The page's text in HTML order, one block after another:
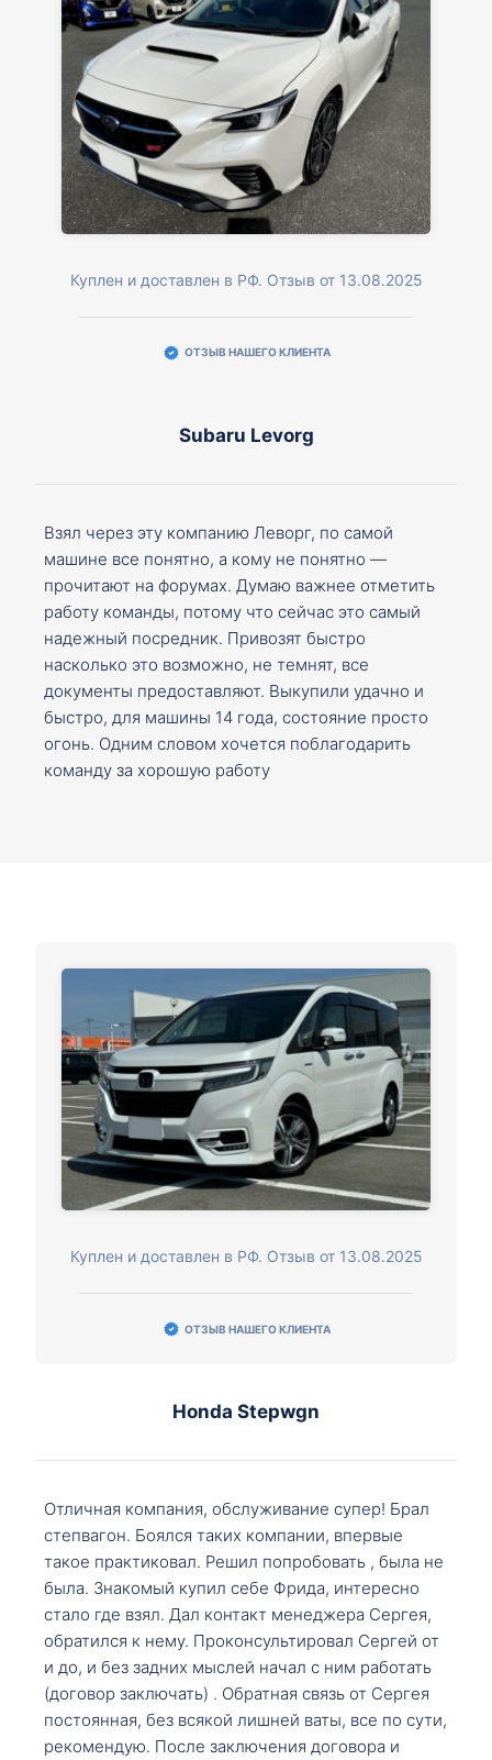
Куплен и доставлен в РФ. Отзыв от 13.08.2025
ОТЗЫВ НАШЕГО КЛИЕНТА
Subaru Levorg
Взял через эту компанию Леворг, по самой
машине все понятно, а кому не понятно —
прочитают на форумах. Думаю важнее отметить
работу команды, потому что сейчас это самый
надежный посредник. Привозят быстро
насколько это возможно, не темнят, все
документы предоставляют. Выкупили удачно и
быстро, для машины 14 года, состояние просто
огонь. Одним словом хочется поблагодарить
команду за хорошую работу
Куплен и доставлен в РФ. Отзыв от 13.08.2025
ОТЗЫВ НАШЕГО КЛИЕНТА
Honda Stepwgn
Отличная компания, обслуживание супер! Брал
степвагон. Боялся таких компании, впервые
такое практиковал. Решил попробовать , была не
была. Знакомый купил себе Фрида, интересно
стало где взял. Дал контакт менеджера Сергея,
обратился к нему. Проконсультировал Сергей от
и до, и без задних мыслей начал с ним работать
(договор заключать) . Обратная связь от Сергея
постоянная, без всякой лишней ваты, все по сути,
рекомендую. После заключения договора и